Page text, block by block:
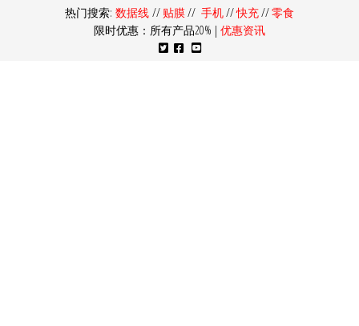
热门搜索: 数据线 // 贴膜// 手机//快充//零食
限时优惠：所有产品20% | 优惠资讯